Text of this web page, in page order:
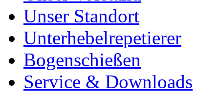
Unser Standort
Unterhebelrepetierer
Bogenschießen
Service & Downloads